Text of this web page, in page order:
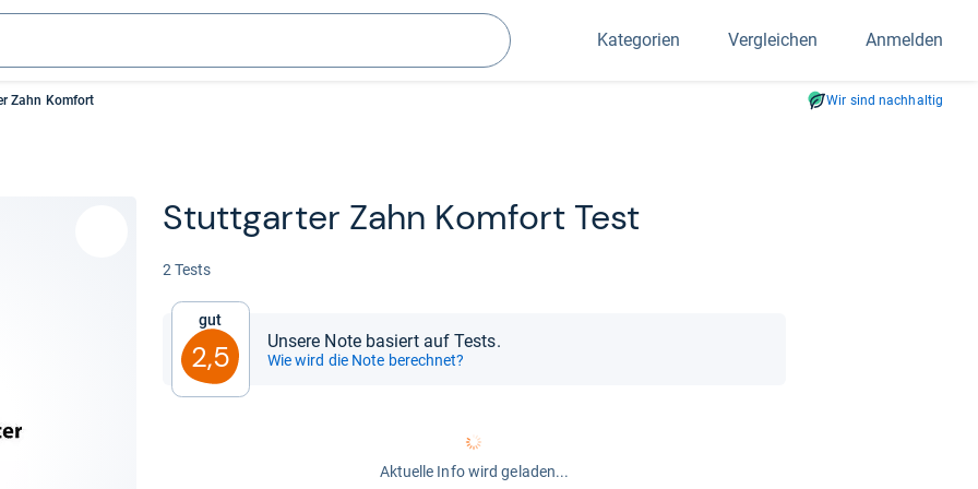
Suchen
Kategorien Vergleichen Anmelden
Zahn Komfort Wir sind nachhaltig
Stutt­gar­ter Zahn Kom­fort Test
2 Tests
Gut
2,5 Unsere Note basiert auf Tests.
Wie wird die Note berechnet?
Aktuelle Info wird geladen...